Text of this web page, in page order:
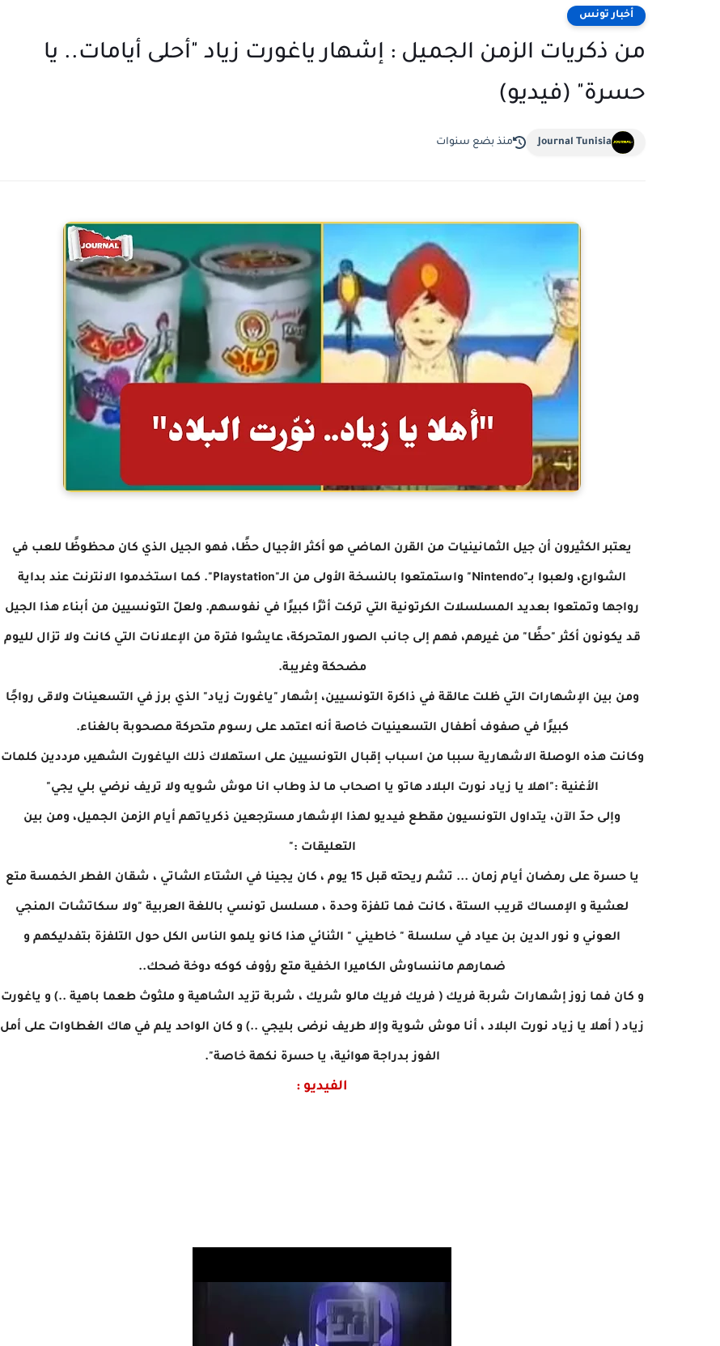
أخبار تونس
من ذكريات الزمن الجميل : إشهار ياغورت زياد "أحلى أيامات.. يا
حسرة" (فيديو)
Journal Tunisia منذ بضع سنوات
يعتبر الكثيرون أن جيل الثمانينيات من القرن الماضي هو أكثر الأجيال حظًا، فهو الجيل الذي كان محظوظًا للعب في
الشوارع، ولعبوا بـ"Nintendo" واستمتعوا بالنسخة الأولى من الـ"Playstation". كما استخدموا الانترنت عند بداية
رواجها وتمتعوا بعديد المسلسلات الكرتونية التي تركت أثرًا كبيرًا في نفوسهم. ولعلّ التونسيين من أبناء هذا الجيل
قد يكونون أكثر "حظًا" من غيرهم، فهم إلى جانب الصور المتحركة، عايشوا فترة من الإعلانات التي كانت ولا تزال لليوم
مضحكة وغريبة.
ومن بين الإشهارات التي ظلت عالقة في ذاكرة التونسيين، إشهار "ياغورت زياد" الذي برز في التسعينات ولاقى رواجًا
كبيرًا في صفوف أطفال التسعينيات خاصة أنه اعتمد على رسوم متحركة مصحوبة بالغناء.
وكانت هذه الوصلة الاشهارية سببا من اسباب إقبال التونسيين على استهلاك ذلك الياغورت الشهير، مرددين كلمات
الأغنية :"اهلا يا زياد نورت البلاد هاتو يا اصحاب ما لذ وطاب انا موش شويه ولا تريف نرضي بلي يجي"
وإلى حدّ الآن، يتداول التونسيون مقطع فيديو لهذا الإشهار مسترجعين ذكرياتهم أيام الزمن الجميل، ومن بين
التعليقات :"
يا حسرة على رمضان أيام زمان ... تشم ريحته قبل 15 يوم ، كان يجينا في الشتاء الشاتي ، شقان الفطر الخمسة متع
لعشية و الإمساك قريب الستة ، كانت فما تلفزة وحدة ، مسلسل تونسي باللغة العربية "ولا سكاتشات المنجي
العوني و نور الدين بن عياد في سلسلة " خاطيني " الثنائي هذا كانو يلمو الناس الكل حول التلفزة بتفدليكهم و
ضمارهم ماننساوش الكاميرا الخفية متع رؤوف كوكه دوخة ضحك..
و كان فما زوز إشهارات شربة فريك ( فريك فريك مالو شريك ، شربة تزيد الشاهية و ملثوث طعما باهية ..) و ياغورت
زياد ( أهلا يا زياد نورت البلاد ، أنا موش شوية وإلا طريف نرضى بليجي ..) و كان الواحد يلم في هاك الغطاوات على أمل
الفوز بدراجة هوائية، يا حسرة نكهة خاصة".
الفيديو :